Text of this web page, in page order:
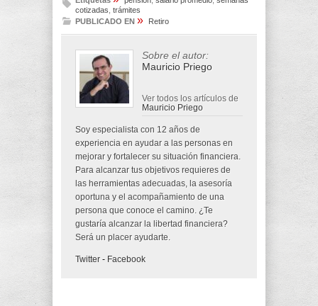
cotizadas trámites
PUBLICADO EN » Retiro
Sobre el autor:
Mauricio Priego
Ver todos los artículos de
Mauricio Priego
Soy especialista con 12 años de
experiencia en ayudar a las personas en
mejorar y fortalecer su situación financiera.
Para alcanzar tus objetivos requieres de
las herramientas adecuadas, la asesoría
oportuna y el acompañamiento de una
persona que conoce el camino. ¿Te
gustaría alcanzar la libertad financiera?
Será un placer ayudarte.
Twitter - Facebook